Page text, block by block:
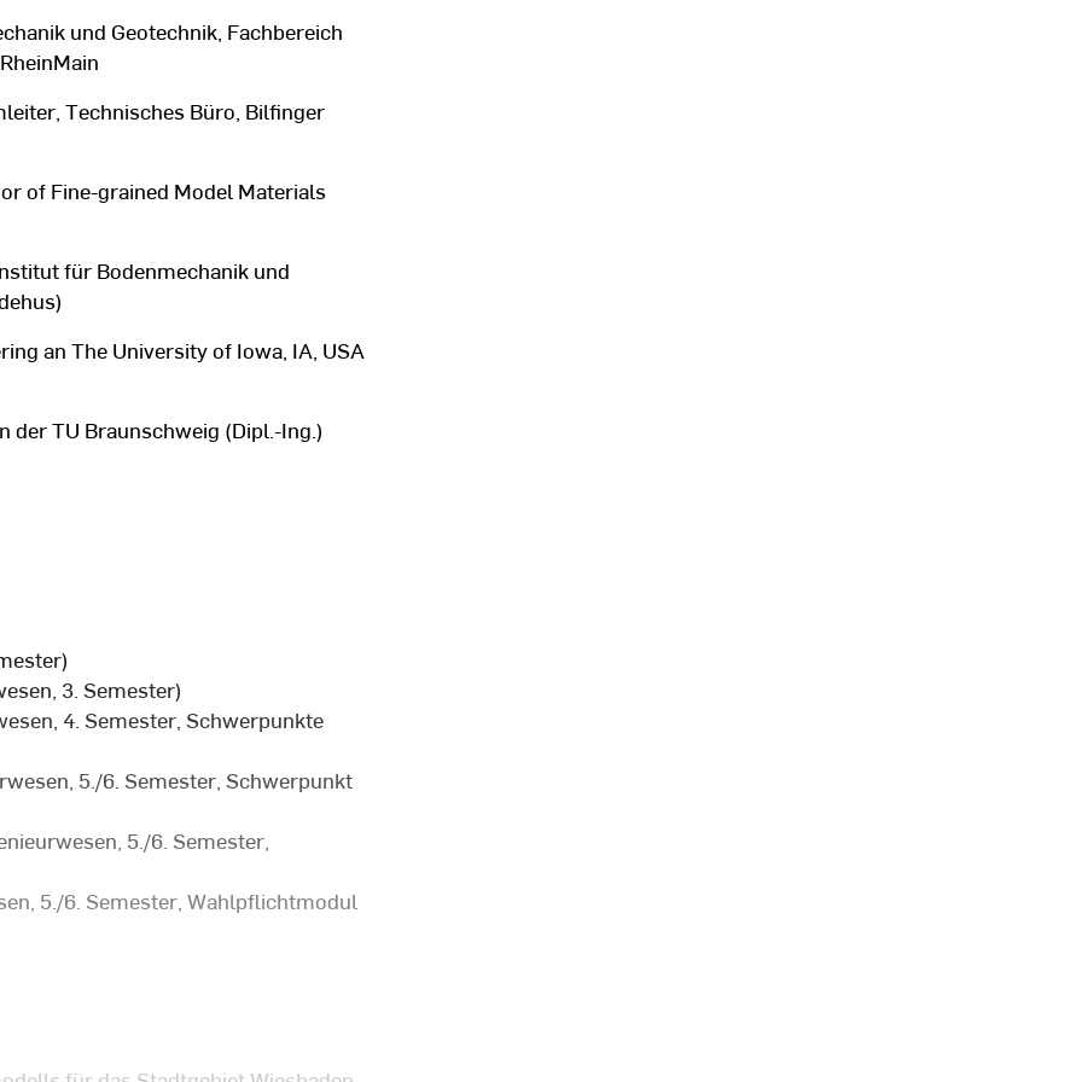
und Geotechnik, Fachbereich
Technisches Büro, Bilfinger
of Fine-grained Model Materials
für Bodenmechanik und
an The University of Iowa, IA, USA
TU Braunschweig (Dipl.-Ing.)
3. Semester)
4. Semester, Schwerpunkte
5./6. Semester, Schwerpunkt
5./6. Semester,
5./6. Semester, Wahlpflichtmodul